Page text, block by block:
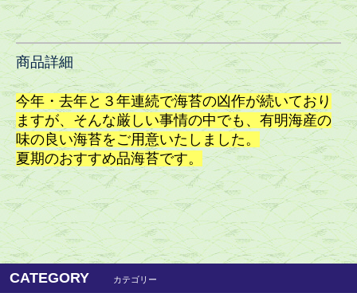
商品詳細
今年・去年と３年連続で海苔の凶作が続いており
ますが、そんな厳しい事情の中でも、有明海産の
味の良い海苔をご用意いたしました。
夏期のおすすめ品海苔です。
CATEGORY カテゴリー